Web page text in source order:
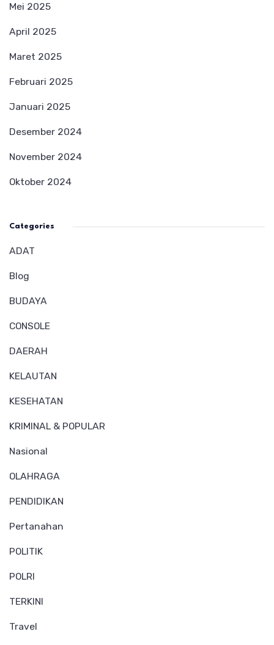
Mei 2025
April 2025
Maret 2025
Februari 2025
Januari 2025
Desember 2024
November 2024
Oktober 2024
Categories
ADAT
Blog
BUDAYA
CONSOLE
DAERAH
KELAUTAN
KESEHATAN
KRIMINAL & POPULAR
Nasional
OLAHRAGA
PENDIDIKAN
Pertanahan
POLITIK
POLRI
TERKINI
Travel